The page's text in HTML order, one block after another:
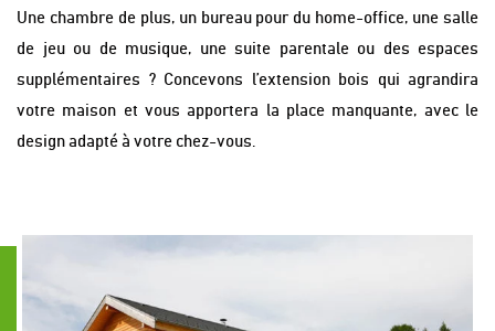
Une chambre de plus, un bureau pour du home-office, une salle
de jeu ou de musique, une suite parentale ou des espaces
supplémentaires ? Concevons l’extension bois qui agrandira
votre maison et vous apportera la place manquante, avec le
design adapté à votre chez-vous.